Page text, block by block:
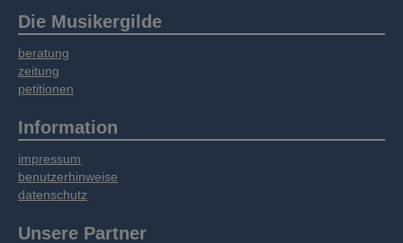
Die Musikergilde
beratung
zeitung
petitionen
Information
impressum
benutzerhinweise
datenschutz
Unsere Partner